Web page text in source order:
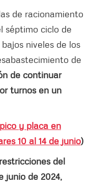
de racionamiento
séptimo ciclo de
niveles de los
de
de continuar
turnos en un
y placa en
10 al 14 de junio)
del
junio de 2024,